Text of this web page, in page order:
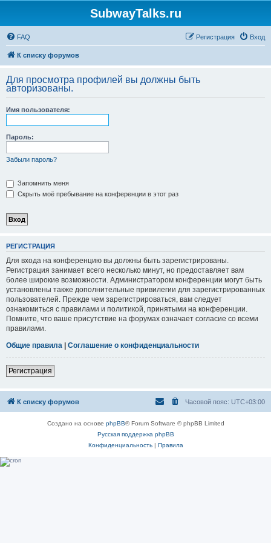
SubwayTalks.ru
FAQ Вход
Регистрация
К списку форумов
Для просмотра профилей вы должны быть
авторизованы.
Имя пользователя:
Пароль:
Забыли пароль?
Запомнить меня
Скрыть моё пребывание на конференции в этот раз
РЕГИСТРАЦИЯ
Для входа на конференцию вы должны быть зарегистрированы.
Регистрация занимает всего несколько минут, но предоставляет вам
более широкие возможности. Администратором конференции могут быть
установлены также дополнительные привилегии для зарегистрированных
пользователей. Прежде чем зарегистрироваться, вам следует
ознакомиться с правилами и политикой, принятыми на конференции.
Помните, что ваше присутствие на форумах означает согласие со всеми
правилами.
Общие правила | Соглашение о конфиденциальности
Регистрация
К списку форумов Часовой пояс: UTC+03:00
Создано на основе phpBB® Forum Software © phpBB Limited
Русская поддержка phpBB
Конфиденциальность| Правила